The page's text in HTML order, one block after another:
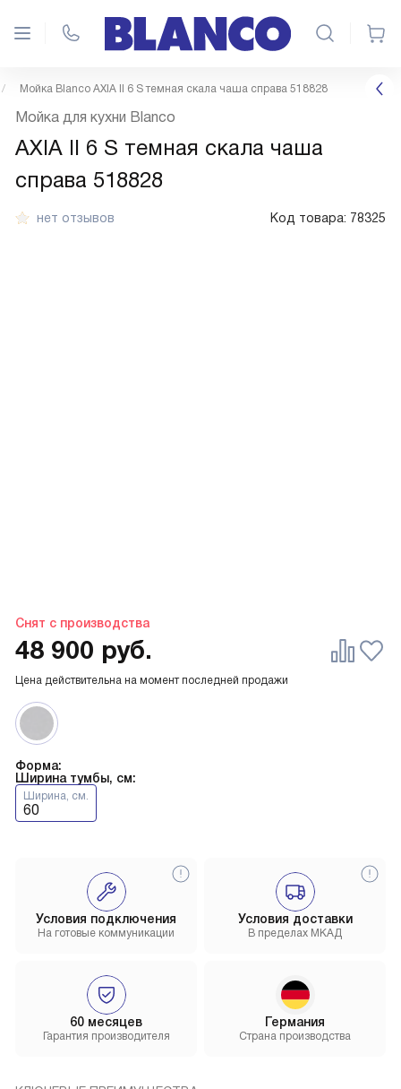
Мойка Blanco AXIA II 6 S темная скала чаша справа 518828
нет отзывов Код товара: 78325
Снят с производства
Мойка для кухни Blanco
AXIA II 6 S темная скала чаша
справа 518828
Форма:
Ширина тумбы, см:
Ширина, см.
60
Цена действительна на момент последней продажи
48 900 руб.
Условия доставки
В пределах МКАД
60 месяцев
Гарантия производителя
Условия подключения
На готовые коммуникации
Германия
Страна производства